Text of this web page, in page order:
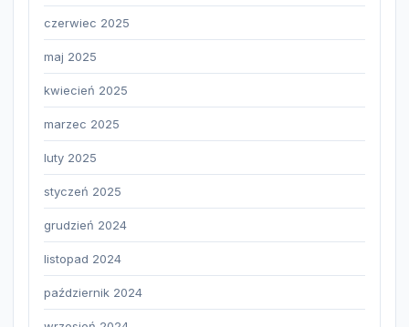
czerwiec 2025
maj 2025
kwiecień 2025
marzec 2025
luty 2025
styczeń 2025
grudzień 2024
listopad 2024
październik 2024